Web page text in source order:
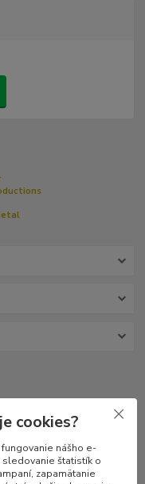
Derby. Kapela vznikla
cookies?
nášho e-
sledovanie štatistík o
zapamätanie